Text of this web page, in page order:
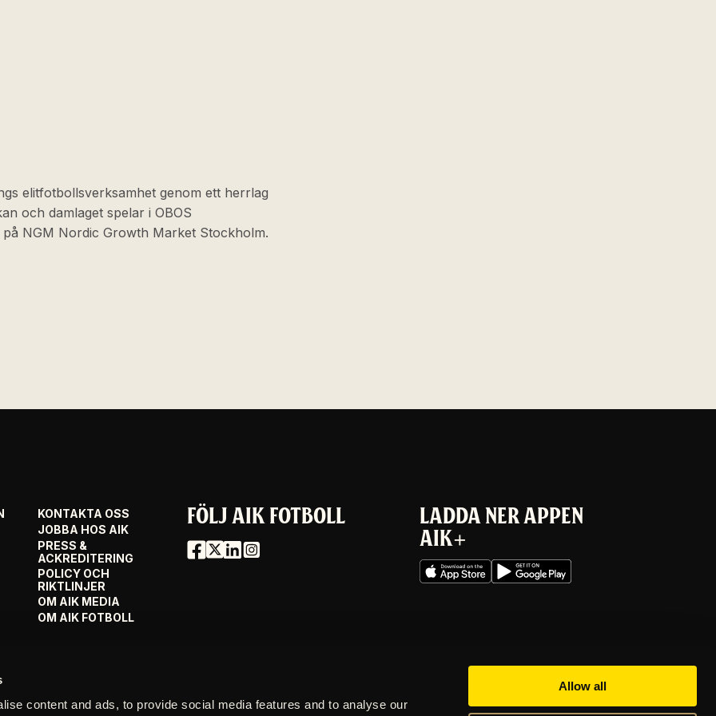
content and ads, to provide social media features and to analyse our
Allow all
elitfotbollsverksamhet genom ett herrlag
och damlaget spelar i OBOS
NGM Nordic Growth Market Stockholm.
KONTAKTA OSS
JOBBA HOS AIK
PRESS &
ACKREDITERING
POLICY OCH
RIKTLINJER
OM AIK MEDIA
OM AIK FOTBOLL
FÖLJ AIK FOTBOLL
LADDA NER APPEN
AIK+